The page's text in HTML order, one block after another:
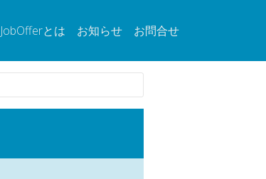
JobOfferとは お知らせ お問合せ